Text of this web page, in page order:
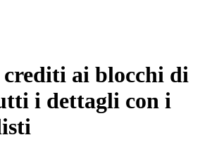
crediti ai blocchi di
i dettagli con i